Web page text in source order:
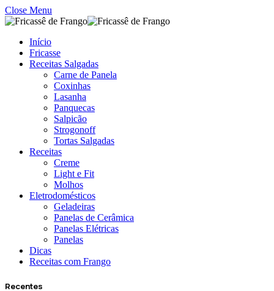
Close Menu
Início
Fricasse
Receitas Salgadas
Carne de Panela
Coxinhas
Lasanha
Panquecas
Salpicão
Strogonoff
Tortas Salgadas
Receitas
Creme
Light e Fit
Molhos
Eletrodomésticos
Geladeiras
Panelas de Cerâmica
Panelas Elétricas
Panelas
Dicas
Receitas com Frango
Recentes